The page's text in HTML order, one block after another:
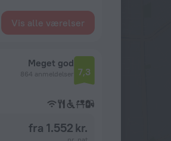
Vis alle værelser
Meget god
864 anmeldelser 7,3
fra 1.552 kr.